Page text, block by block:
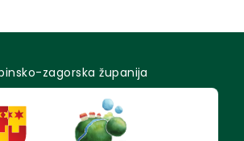
zagorska županija